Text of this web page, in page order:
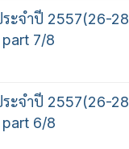
ระจำปี 2557(26-28
7/8
ระจำปี 2557(26-28
6/8